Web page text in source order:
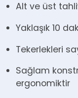
Alt ve üst
Yaklaşık 10
Tekerlekleri
Sağlam
ergonomiktir